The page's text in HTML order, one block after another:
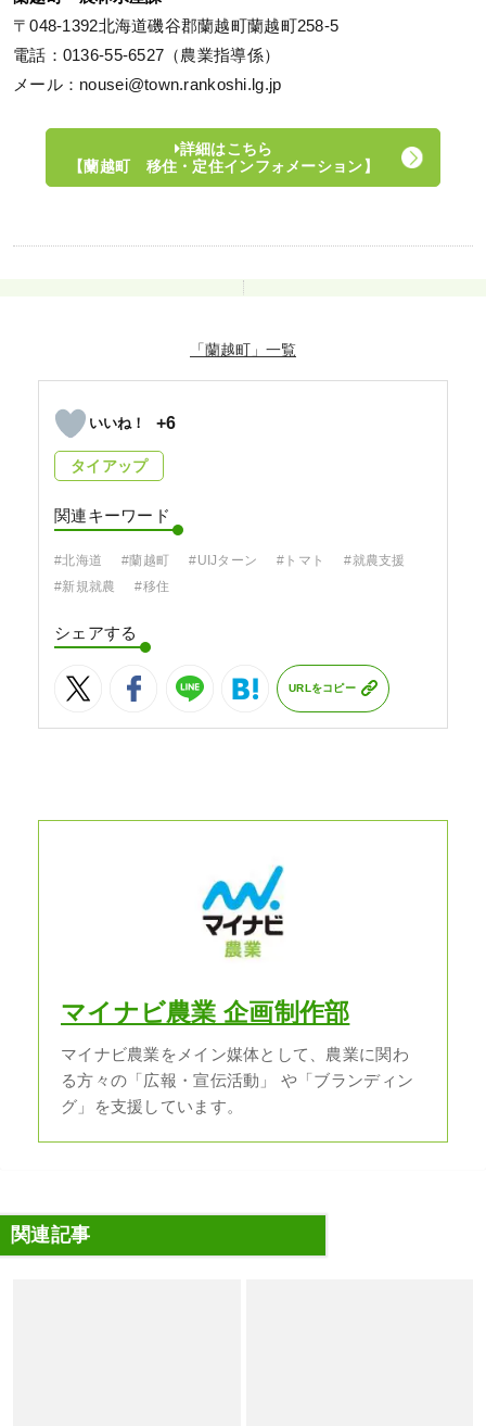
〒048-1392北海道磯谷郡蘭越町蘭越町258-5
電話：0136-55-6527（農業指導係）
メール：nousei@town.rankoshi.lg.jp
詳細はこちら
【蘭越町 移住・定住インフォメーション】
「蘭越町」
+6
タイアップ
関連キーワード
#北海道 #蘭越町 #UIJターン #トマト
#就農支援
#新規就農
#移住
シェアする
URLをコピー
マイナビ農業 企画制作部
マイナビ農業をメイン媒体として、農業に関わ
る方々の「広報・宣伝活動」 や「ブランディン
グ」を支援しています。
関連記事